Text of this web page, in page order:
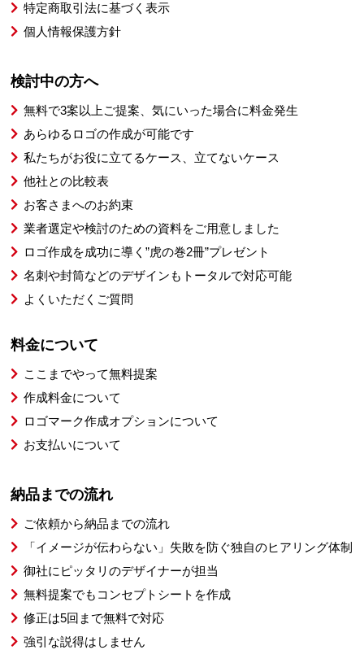
特定商取引法に基づく表示
個人情報保護方針
検討中の方へ
無料で3案以上ご提案、気にいった場合に料金発生
あらゆるロゴの作成が可能です
私たちがお役に立てるケース、立てないケース
他社との比較表
お客さまへのお約束
業者選定や検討のための資料をご用意しました
ロゴ作成を成功に導く”虎の巻2冊”プレゼント
名刺や封筒などのデザインもトータルで対応可能
よくいただくご質問
料金について
ここまでやって無料提案
作成料金について
ロゴマーク作成オプションについて
お支払いについて
納品までの流れ
ご依頼から納品までの流れ
「イメージが伝わらない」失敗を防ぐ独自のヒアリング体制
御社にピッタリのデザイナーが担当
無料提案でもコンセプトシートを作成
修正は5回まで無料で対応
強引な説得はしません